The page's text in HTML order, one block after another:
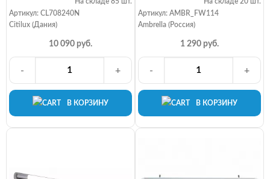
Артикул: CL708240N
Citilux (Дания)
10 090 руб.
В КОРЗИНУ
- +
Артикул: AMBR_FW114
Ambrella (Россия)
1 290 руб.
В КОРЗИНУ
- +